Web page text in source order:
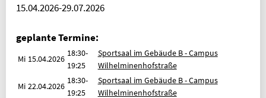
15.04.2026-29.07.2026
geplante Termine:
Mi 15.04.2026
18:30-
19:25
Sportsaal im Gebäude B - Campus
Wilhelminenhofstraße
Mi 22.04.2026
18:30-
19:25
Sportsaal im Gebäude B - Campus
Wilhelminenhofstraße
HTW Berlin Hochschulsport
IBAN: DE30 1005 0000 0191 3783 80
BIC: BELADEBEXXX
Geldinstitut: Berliner Sparkasse
PARTNER